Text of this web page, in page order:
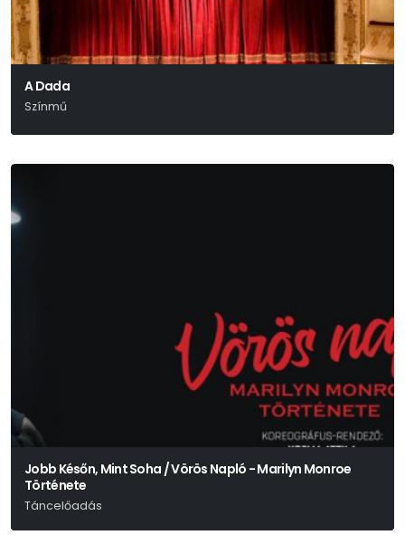
A Dada
Színmű
Jobb Későn, Mint Soha / Vörös Napló - Marilyn Monroe
Története
Táncelőadás